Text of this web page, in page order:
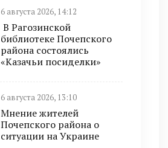
6 августа 2026, 14:12
В Рагозинской
библиотеке Почепского
района состоялись
«Казачьи посиделки»
6 августа 2026, 13:10
Мнение жителей
Почепского района о
ситуации на Украине